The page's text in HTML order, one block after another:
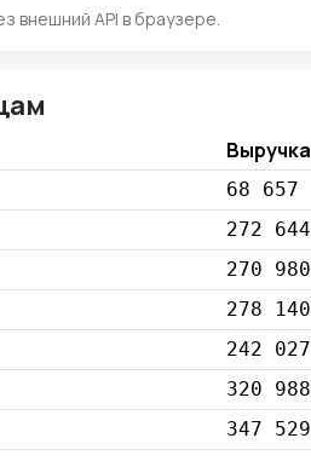
внешний API в браузере.
Выручка
68 657
272 644
270 980
278 140
242 027
320 988
347 529